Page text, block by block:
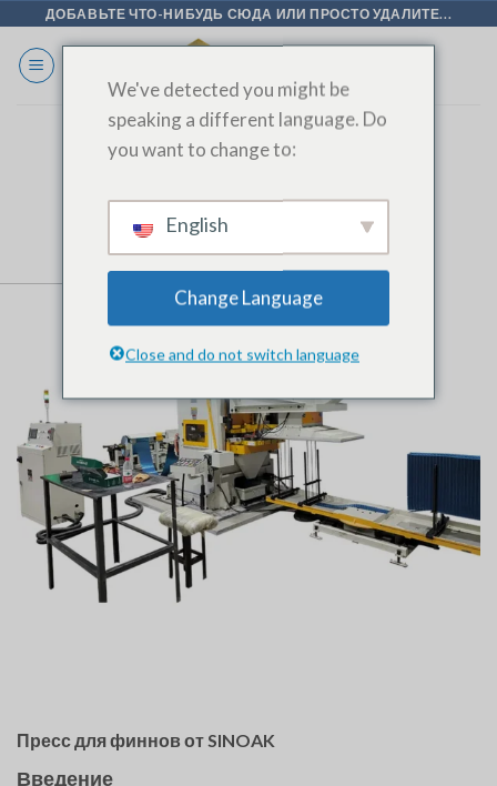
Перейти
содержанию
ДОБАВЬТЕ ЧТО-НИБУДЬ СЮДА ИЛИ ПРОСТО УДАЛИТЕ...
Пресс для финнов от SINOAK
Пресс для финнов от SINOAK
Введение
We've detected you might be
speaking a different language. Do
you want to change to:
English
Change Language
Close and do not switch language